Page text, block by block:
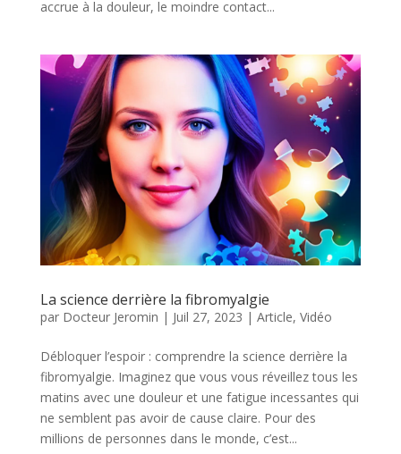
accrue à la douleur, le moindre contact...
La science derrière la fibromyalgie
par Docteur Jeromin | Juil 27, 2023 | Article, Vidéo
Débloquer l’espoir : comprendre la science derrière la
fibromyalgie. Imaginez que vous vous réveillez tous les
matins avec une douleur et une fatigue incessantes qui
ne semblent pas avoir de cause claire. Pour des
millions de personnes dans le monde, c’est...